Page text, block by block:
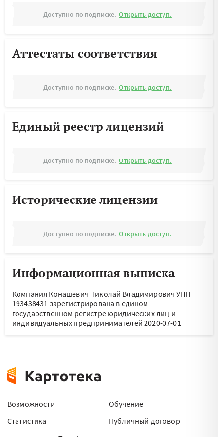
Доступно по подписке. Открыть доступ.
Аттестаты соответствия
Доступно по подписке. Открыть доступ.
Единый реестр лицензий
Доступно по подписке. Открыть доступ.
Исторические лицензии
Доступно по подписке. Открыть доступ.
Информационная выписка
Компания Конашевич Николай Владимирович УНП
193438431 зарегистрирована в едином
государственном регистре юридических лиц и
индивидуальных предпринимателей 2020-07-01.
Возможности
Статистика
Обучение
Публичный договор